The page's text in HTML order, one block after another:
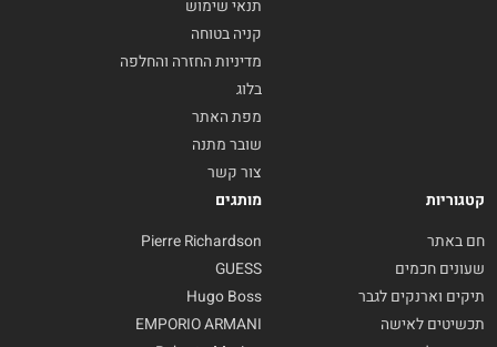
תנאי שימוש
קניה בטוחה
מדיניות החזרה והחלפה
בלוג
מפת האתר
שובר מתנה
צור קשר
קטגוריות
חם באתר
שעונים חכמים
תיקים וארנקים לגבר
תכשיטים לאישה
מותגים
Pierre Richardson
GUESS
Hugo Boss
EMPORIO ARMANI